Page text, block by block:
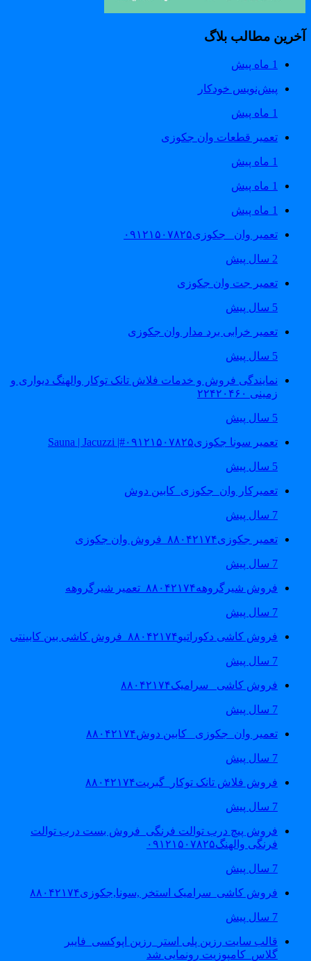
مطالب بلاگ
1 ماه پیش
پیش‌نویس خودکار
تعمیر قطعات وان جکوزی
1 ماه پیش
1 ماه پیش
تعمیر وان _جکوزی۰۹۱۲۱۵۰۷۸۲۵
تعمیر جت وان جکوزی
تعمیر خرابی برد مدار وان جکوزی
نمایندگی فروش و خدمات فلاش تانک توکار والهنگ دیواری و
زمینی ۲۲۴۲۰۴۶۰
تعمیر سونا جکوزی۰۹۱۲۱۵۰۷۸۲۵#| Sauna | Jacuzzi
تعمیرکار وان_جکوزی_کابین دوش
تعمیر جکوزی۸۸۰۴۲۱۷۴_فروش وان جکوزی
فروش شیرگروهه۸۸۰۴۲۱۷۴_تعمیر شیرگروهه
فروش کاشی دکوراتیو۸۸۰۴۲۱۷۴_فروش کاشی بین کابینتی
فروش کاشی _سرامیک۸۸۰۴۲۱۷۴
تعمیر وان_جکوزی_ کابین دوش۸۸۰۴۲۱۷۴
فروش فلاش تانک توکار_گبریت۸۸۰۴۲۱۷۴
فروش پیچ درب توالت فرنگی_فروش بست درب توالت
فرنگی والهنگ۰۹۱۲۱۵۰۷۸۲۵
فروش کاشی_سرامیک استخر ,سونا,جکوزی۸۸۰۴۲۱۷۴
قالب سایت رزین پلی استر_رزین اپوکسی_فایبر
گلاس_کامپوزیت رونمایی شد